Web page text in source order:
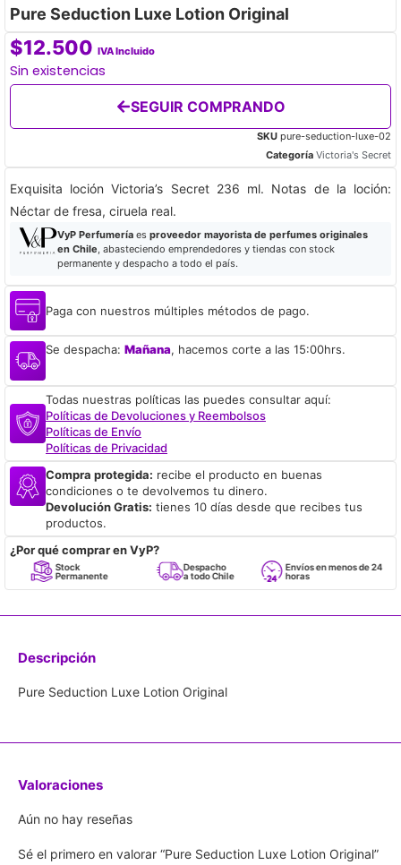
Pure Seduction Luxe Lotion Original
$12.500 IVA Incluido
Sin existencias
SEGUIR COMPRANDO
SKU pure-seduction-luxe-02
Categoría Victoria's Secret
Exquisita loción Victoria’s Secret 236 ml. Notas de la loción:
Néctar de fresa, ciruela real.
VyP Perfumeríaes proveedor mayorista de perfumes originales
en Chile, abasteciendo emprendedores y tiendas con stock
permanente y despacho a todo el país.
Paga con nuestros múltiples métodos de pago.
Se despacha: Mañana, hacemos corte a las 15:00hrs.
Todas nuestras políticas las puedes consultar aquí:
Políticas de Devoluciones y Reembolsos
Políticas de Envío
Políticas de Privacidad
Compra protegida: recibe el producto en buenas
condiciones o te devolvemos tu dinero.
Devolución Gratis: tienes 10 días desde que recibes tus
productos.
¿Por qué comprar en VyP?
Stock
Permanente
Despacho
a todo Chile
Envíos en menos de 24
horas
Descripción
Pure Seduction Luxe Lotion Original
Valoraciones
Aún no hay reseñas
Sé el primero en valorar “Pure Seduction Luxe Lotion Original”